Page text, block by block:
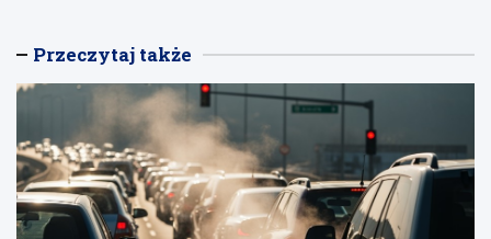
Przeczytaj także